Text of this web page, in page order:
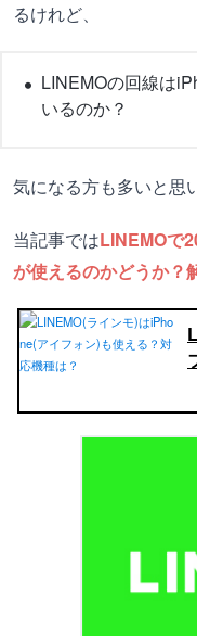
るけれど、
LINEMOの回線は
いるのか？
気になる方も多いと思
当記事ではLINEMOで
が使えるのかどうか？